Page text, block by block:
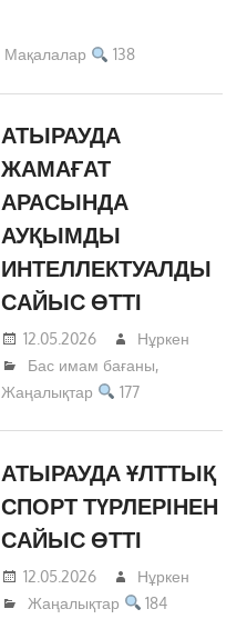
Мақалалар 138
АТЫРАУДА
ЖАМАҒАТ
АРАСЫНДА
АУҚЫМДЫ
ИНТЕЛЛЕКТУАЛДЫ
САЙЫС ӨТТІ
12.05.2026
Нұркен
Бас имам бағаны,
Жаңалықтар
177
АТЫРАУДА ҰЛТТЫҚ
СПОРТ ТҮРЛЕРІНЕН
САЙЫС ӨТТІ
12.05.2026
Нұркен
Жаңалықтар
184